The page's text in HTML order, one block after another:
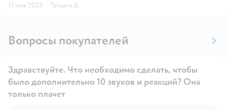
17 мая 2023 · Татьяна Б.
Вопросы покупателей
Здравствуйте. Что необходимо сделать, чтобы
было дополнительно 10 звуков и реакций? Она
только плачет